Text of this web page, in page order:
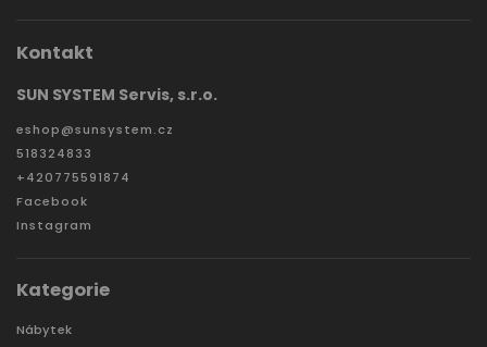
Kontakt
SUN SYSTEM Servis, s.r.o.
eshop@sunsystem.cz
518324833
+420775591874
Facebook
Instagram
Kategorie
Nábytek